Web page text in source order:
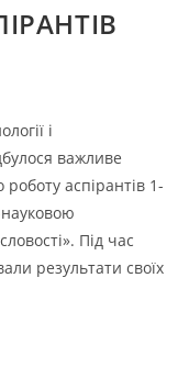
і
важливе
аспірантів 1-
науковою
Під час
результати своїх